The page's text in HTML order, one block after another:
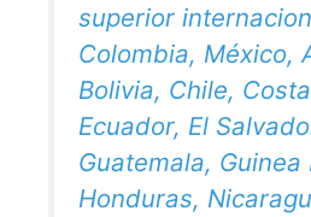
superior
Colombia, México,
Bolivia, Chile,
Ecuador, El
Guatemala, Guinea
Honduras,